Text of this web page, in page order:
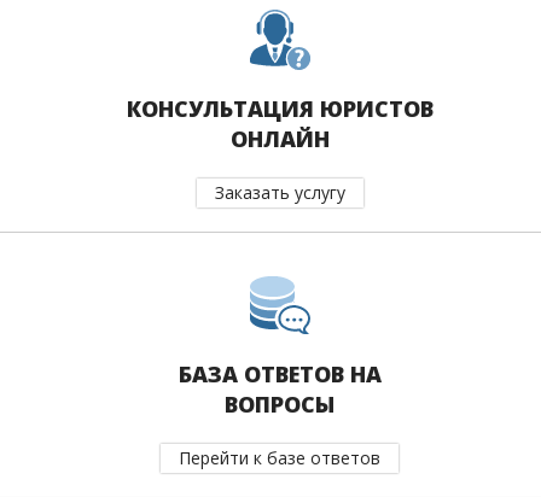
КОНСУЛЬТАЦИЯ ЮРИСТОВ
ОНЛАЙН
Заказать услугу
БАЗА ОТВЕТОВ НА
ВОПРОСЫ
Перейти к базе ответов